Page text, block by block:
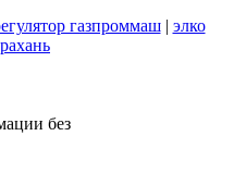
газпроммаш| элко
без